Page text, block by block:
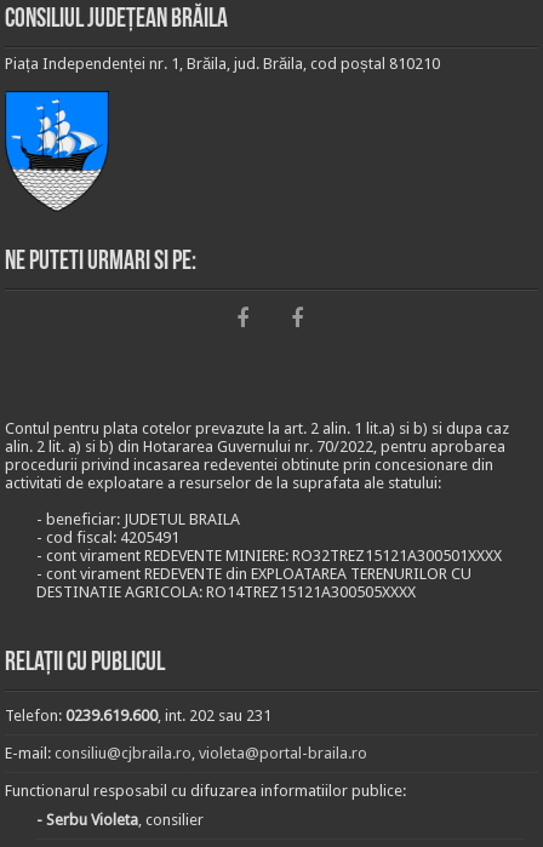
Consiliul Județean Brăila
Piața Independenței nr. 1, Brăila, jud. Brăila, cod poștal 810210
Ne puteti urmari si pe:
Contul pentru plata cotelor prevazute la art. 2 alin. 1 lit.a) si b) si dupa caz
alin. 2 lit. a) si b) din Hotararea Guvernului nr. 70/2022, pentru aprobarea
procedurii privind incasarea redeventei obtinute prin concesionare din
activitati de exploatare a resurselor de la suprafata ale statului:
- beneficiar: JUDETUL BRAILA
- cod fiscal: 4205491
- cont virament REDEVENTE MINIERE: RO32TREZ15121A300501XXXX
- cont virament REDEVENTE din EXPLOATAREA TERENURILOR CU
DESTINATIE AGRICOLA: RO14TREZ15121A300505XXXX
Relații cu publicul
Telefon:0239.619.600, int. 202 sau 231
E-mail:consiliu@cjbraila.ro,violeta@portal-braila.ro
Functionarul resposabil cu difuzarea informatiilor publice:
- Serbu Violeta, consilier